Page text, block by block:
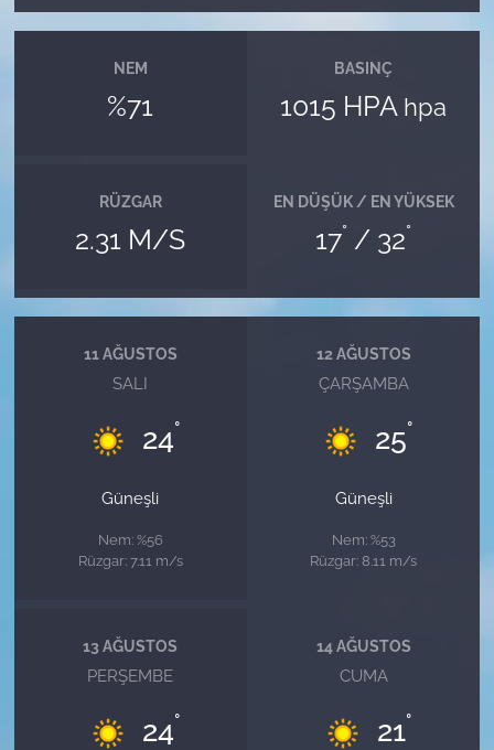
NEM
%71
BASINÇ
1015 HPA hpa
RÜZGAR
2.31 M/S
EN DÜŞÜK / EN YÜKSEK
17° / 32°
11 AĞUSTOS
SALI
24°
Güneşli
Nem: %56
Rüzgar: 7.11 m/s
12 AĞUSTOS
ÇARŞAMBA
25°
Güneşli
Nem: %53
Rüzgar: 8.11 m/s
13 AĞUSTOS
PERŞEMBE
24°
14 AĞUSTOS
CUMA
21°